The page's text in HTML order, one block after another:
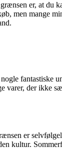
er, at
men mange
varer, der ikke
er
kultur.